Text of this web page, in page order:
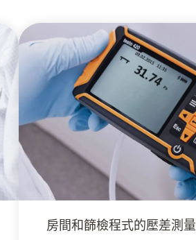
房間和篩檢程式的壓差測量